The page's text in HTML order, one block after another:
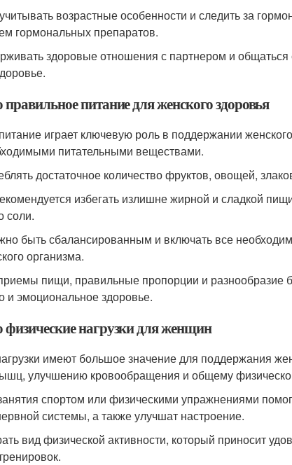
возрастные особенности и следить за
гормональных препаратов.
здоровые отношения с партнером и общаться
питание для женского здоровья
играет ключевую роль в поддержании
питательными веществами.
достаточное количество фруктов, овощей,
избегать излишне жирной и сладкой
соли.
быть сбалансированным и включать все
организма.
пищи, правильные пропорции и разнообразие
и эмоциональное здоровье.
нагрузки для женщин
имеют большое значение для поддержания
улучшению кровообращения и общему
спортом или физическими упражнениями
системы, а также улучшат настроение.
вид физической активности, который приносит